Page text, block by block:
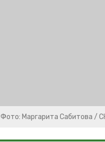
Фото: Маргарита Сабитова /